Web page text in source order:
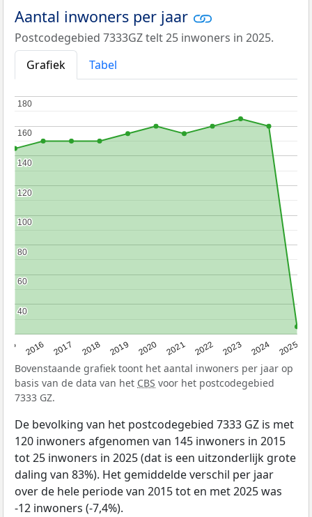
Aantal inwoners per jaar
Postcodegebied 7333GZ telt 25 inwoners in 2025.
Grafiek
Tabel
2016 2017 2018 2019 2020 2021 2022 2023 2024 2025
40
40
60
60
80
80
100
100
120
120
140
140
160
160
180
180
Bovenstaande grafiek toont het aantal inwoners per jaar op
basis van de data van het CBS voor het postcodegebied
7333 GZ.
De bevolking van het postcodegebied 7333 GZ is met
120 inwoners afgenomen van 145 inwoners in 2015
tot 25 inwoners in 2025 (dat is een uitzonderlijk grote
daling van 83%). Het gemiddelde verschil per jaar
over de hele periode van 2015 tot en met 2025 was
-12 inwoners (-7,4%).